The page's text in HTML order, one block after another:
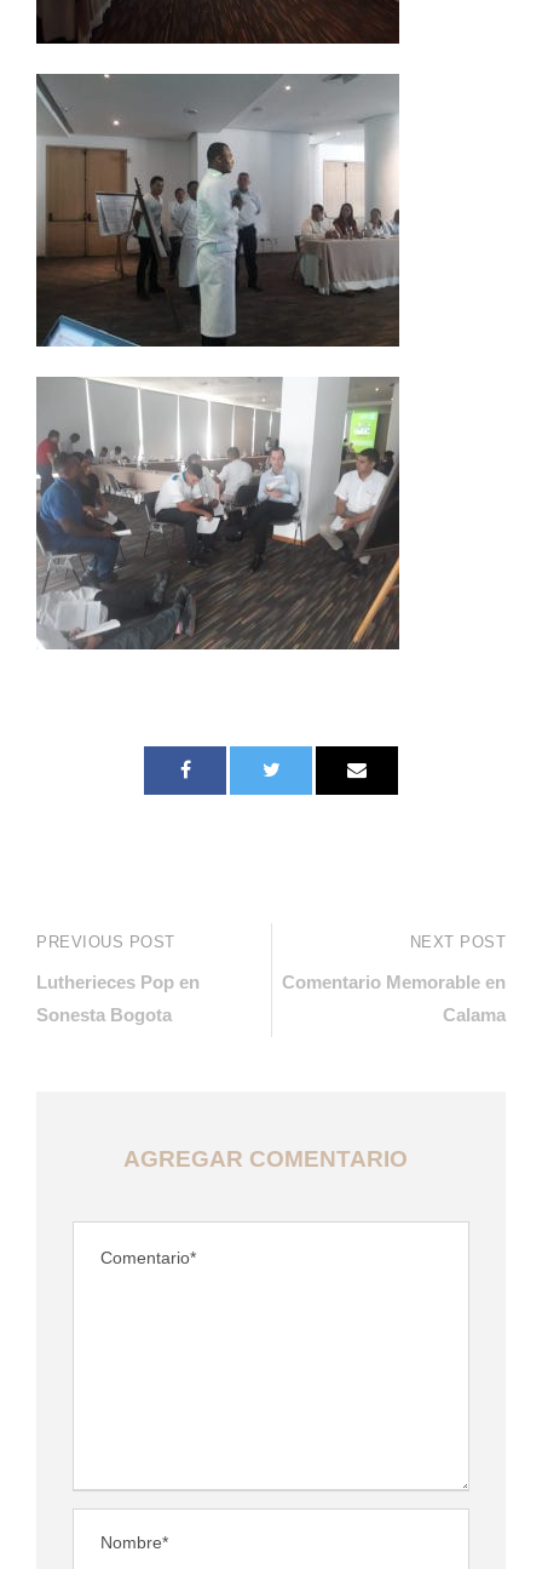
PREVIOUS POST
Lutherieces Pop en
Sonesta Bogota
NEXT POST
Comentario Memorable en
Calama
AGREGAR COMENTARIO